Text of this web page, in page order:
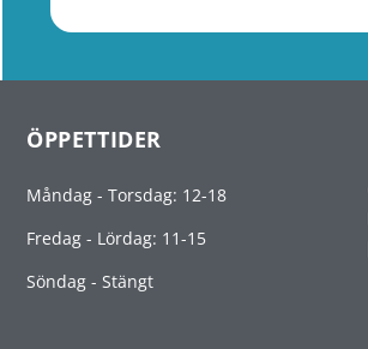
ÖPPETTIDER
Måndag - Torsdag: 12-18
Fredag - Lördag: 11-15
Söndag - Stängt